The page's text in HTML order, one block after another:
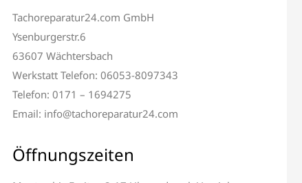
Tachoreparatur24.com GmbH
Ysenburgerstr.6
63607 Wächtersbach
Werkstatt Telefon: 06053-8097343
Telefon: 0171 – 1694275
Email: info@tachoreparatur24.com
Öffnungszeiten